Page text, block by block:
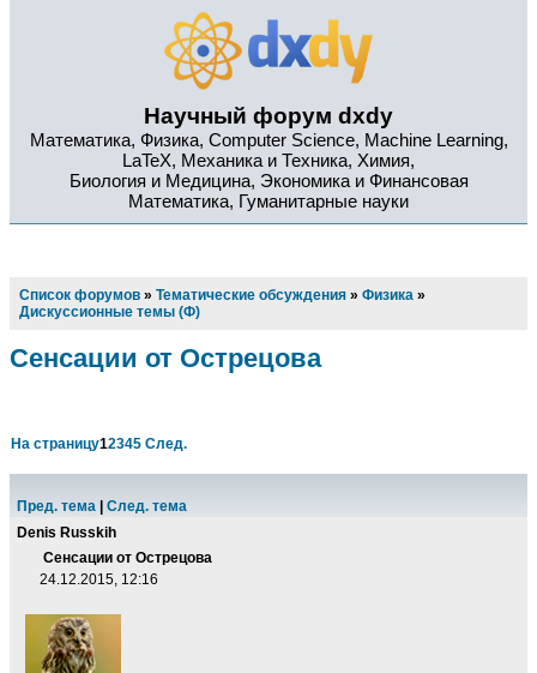
Научный форум dxdy
Математика, Физика, Computer Science, Machine Learning,
LaTeX, Механика и Техника, Химия,
Биология и Медицина, Экономика и Финансовая
Математика, Гуманитарные науки
Список форумов » Тематические обсуждения » Физика »
Дискуссионные темы (Ф)
Сенсации от Острецова
На страницу12345 След.
Пред. тема
След. тема
Denis Russkih
Сенсации от Острецова
24.12.2015, 12:16